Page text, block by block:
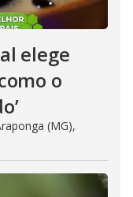
elege
o
(MG),